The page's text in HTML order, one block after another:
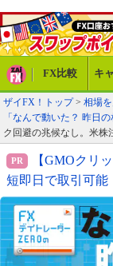
FX比較 キ
ザイFX！トップ> 相場
「なんで動いた？ 昨日の
ク回避の兆候なし。米株
【GMOクリ
短即日で取引可能